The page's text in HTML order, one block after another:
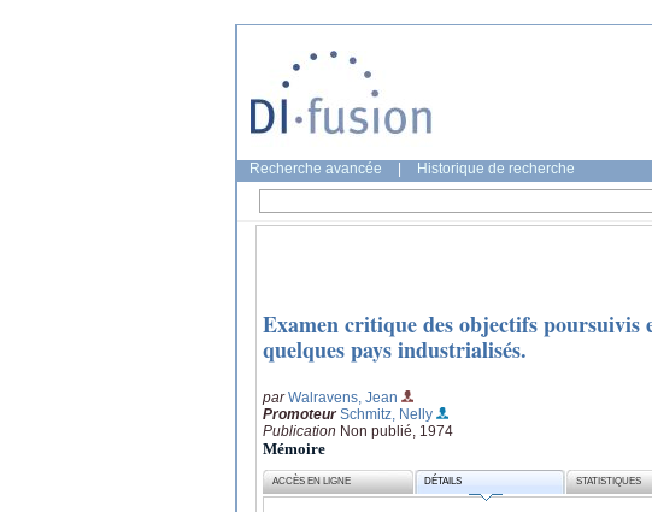
Recherche avancée Historique de recherche
Examen critique des objectifs poursuivis
quelques pays industrialisés.
parWalravens, Jean
Promoteur Schmitz, Nelly
Publication Non publié, 1974
Mémoire
ACCÈS EN LIGNE DÉTAILS STATISTIQUES